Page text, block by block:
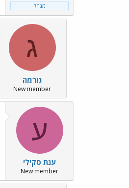
מנהל
ג
גורמה
New member
ע
ענת סקילי
New member